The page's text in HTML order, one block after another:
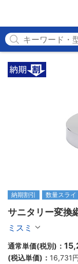
納期割引 数量スライ
サニタリー変換
ミスミ
通常単価(税別)：
(税込単価)： 16,731